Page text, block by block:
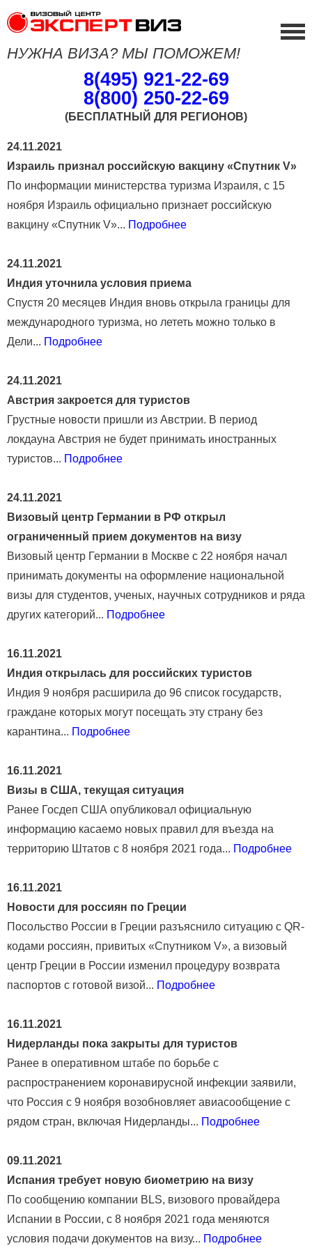
НУЖНА ВИЗА? МЫ ПОМОЖЕМ!
8(495) 921-22-69
8(800) 250-22-69
(БЕСПЛАТНЫЙ ДЛЯ РЕГИОНОВ)
24.11.2021
Израиль признал российскую вакцину «Спутник V»
По информации министерства туризма Израиля, с 15
ноября Израиль официально признает российскую
вакцину «Спутник V»... Подробнее
24.11.2021
Индия уточнила условия приема
Спустя 20 месяцев Индия вновь открыла границы для
международного туризма, но лететь можно только в
Дели... Подробнее
24.11.2021
Австрия закроется для туристов
Грустные новости пришли из Австрии. В период
локдауна Австрия не будет принимать иностранных
туристов... Подробнее
24.11.2021
Визовый центр Германии в РФ открыл
ограниченный прием документов на визу
Визовый центр Германии в Москве с 22 ноября начал
принимать документы на оформление национальной
визы для студентов, ученых, научных сотрудников и ряда
других категорий... Подробнее
16.11.2021
Индия открылась для российских туристов
Индия 9 ноября расширила до 96 список государств,
граждане которых могут посещать эту страну без
карантина... Подробнее
16.11.2021
Визы в США, текущая ситуация
Ранее Госдеп США опубликовал официальную
информацию касаемо новых правил для въезда на
территорию Штатов с 8 ноября 2021 года... Подробнее
16.11.2021
Новости для россиян по Греции
Посольство России в Греции разъяснило ситуацию с QR-
кодами россиян, привитых «Спутником V», а визовый
центр Греции в России изменил процедуру возврата
паспортов с готовой визой... Подробнее
16.11.2021
Нидерланды пока закрыты для туристов
Ранее в оперативном штабе по борьбе с
распространением коронавирусной инфекции заявили,
что Россия с 9 ноября возобновляет авиасообщение с
рядом стран, включая Нидерланды... Подробнее
09.11.2021
Испания требует новую биометрию на визу
По сообщению компании BLS, визового провайдера
Испании в России, с 8 ноября 2021 года меняются
условия подачи документов на визу... Подробнее